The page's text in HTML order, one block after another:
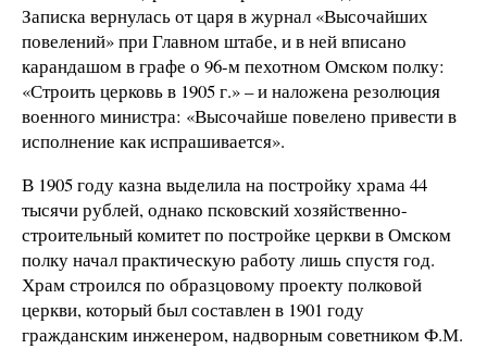
Записка вернулась от царя в журнал «Высочайших
повелений» при Главном штабе, и в ней вписано
карандашом в графе о 96-м пехотном Омском полку:
«Строить церковь в 1905 г.» – и наложена резолюция
военного министра: «Высочайше повелено привести в
исполнение как испрашивается».
В 1905 году казна выделила на постройку храма 44
тысячи рублей, однако псковский хозяйственно-
строительный комитет по постройке церкви в Омском
полку начал практическую работу лишь спустя год.
Храм строился по образцовому проекту полковой
церкви, который был составлен в 1901 году
гражданским инженером, надворным советником Ф.М.